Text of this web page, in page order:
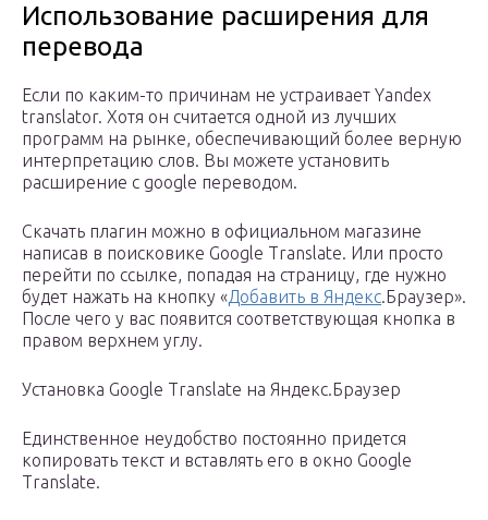
Использование расширения для
перевода
Если по каким-то причинам не устраивает Yandex
translator. Хотя он считается одной из лучших
программ на рынке, обеспечивающий более верную
интерпретацию слов. Вы можете установить
расширение с google переводом.
Скачать плагин можно в официальном магазине
написав в поисковике Google Translate. Или просто
перейти по ссылке, попадая на страницу, где нужно
будет нажать на кнопку «Добавить в Яндекс.Браузер».
После чего у вас появится соответствующая кнопка в
правом верхнем углу.
Установка Google Translate на Яндекс.Браузер
Единственное неудобство постоянно придется
копировать текст и вставлять его в окно Google
Translate.